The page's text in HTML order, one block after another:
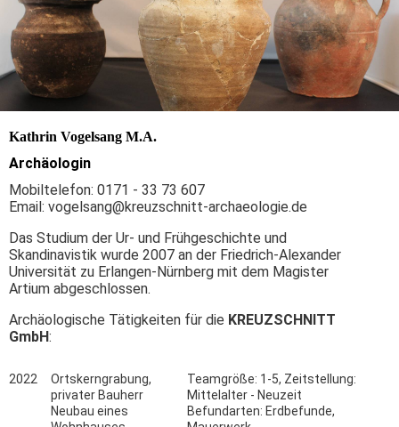
Kathrin Vogelsang M.A.
Archäologin
Mobiltelefon: 0171 - 33 73 607
Email: vogelsang@kreuzschnitt-archaeologie.de
Das Studium der Ur- und Frühgeschichte und
Skandinavistik wurde 2007 an der Friedrich-Alexander
Universität zu Erlangen-Nürnberg mit dem Magister
Artium abgeschlossen.
Archäologische Tätigkeiten für die KREUZSCHNITT
GmbH:
2022
Ortskerngrabung,
privater Bauherr
Neubau eines
Teamgröße: 1-5, Zeitstellung:
Mittelalter - Neuzeit
Befundarten: Erdbefunde,